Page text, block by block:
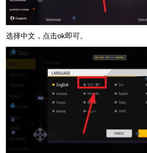
选择中文，点击ok即可。